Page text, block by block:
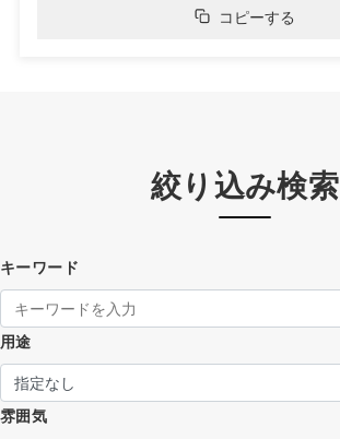
コピーする
絞り込み検索
キーワード
用途
雰囲気